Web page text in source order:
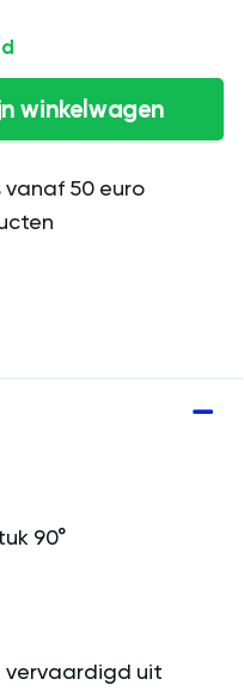
winkelwagen
50 euro
90°
vervaardigd uit